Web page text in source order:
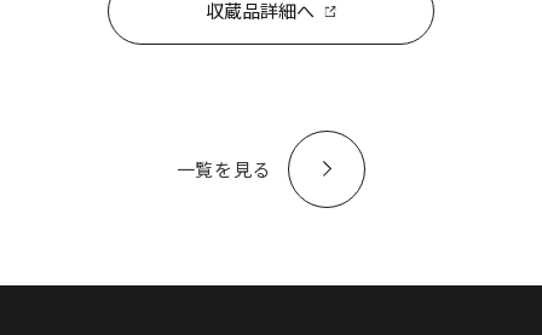
収蔵品詳細へ
一覧を見る